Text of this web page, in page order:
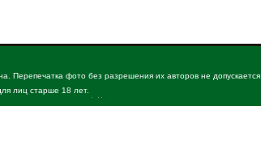
Перепечатка фото без разрешения их авторов не допускается.
лиц старше 18 лет.